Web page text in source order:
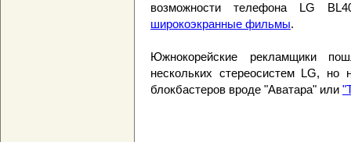
возможности телефона LG
широкоэкранные фильмы.
Южнокорейские рекламщики
нескольких стереосистем LG,
блокбастеров вроде "Аватара" или